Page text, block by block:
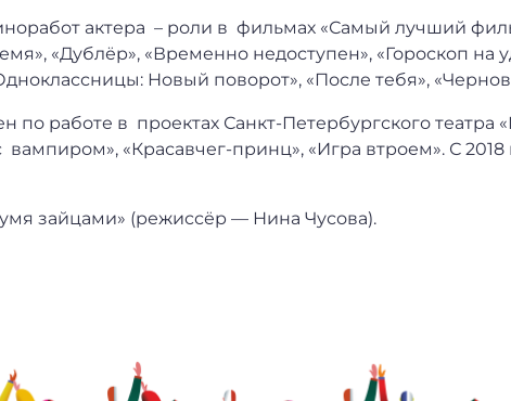
актера – роли в фильмах «Самый лучший
«Дублёр», «Временно недоступен», «Гороскоп на
Новый поворот», «После тебя»,
по работе в проектах Санкт-Петербургского театра
«Красавчег-принц», «Игра втроем». С 2018
зайцами» (режиссёр — Нина Чусова).